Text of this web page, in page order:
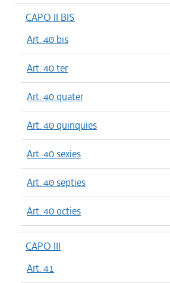
CAPO II BIS
Art. 40 bis
Art. 40 ter
Art. 40 quater
Art. 40 quinquies
Art. 40 sexies
Art. 40 septies
Art. 40 octies
CAPO III
Art. 41